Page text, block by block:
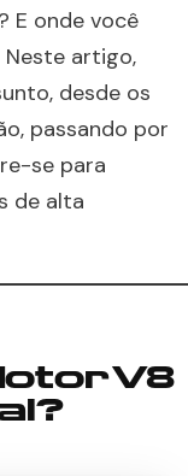
? E onde você
artigo,
desde os
passando por
se para
de alta
V8